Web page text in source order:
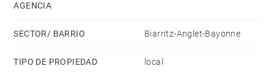
AGENCIA
SECTOR/ BARRIO Biarritz-Anglet-Bayonne
TIPO DE PROPIEDAD local